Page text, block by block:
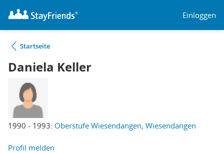
Einloggen
Startseite
Daniela Keller
1990 - 1993: Oberstufe Wiesendangen, Wiesendangen
Profil melden